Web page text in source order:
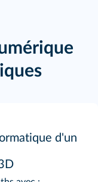
d'un